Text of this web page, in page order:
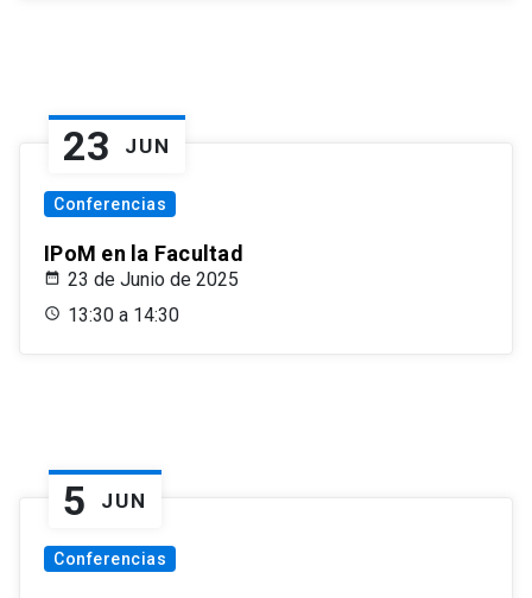
23 JUN
Conferencias
IPoM en la Facultad
23 de Junio de 2025
13:30 a 14:30
5 JUN
Conferencias